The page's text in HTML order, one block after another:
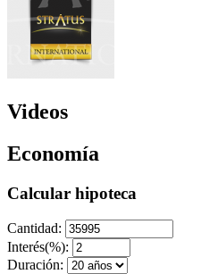
Videos
Economía
Calcular hipoteca
Cantidad:
Interés(%):
Duración: